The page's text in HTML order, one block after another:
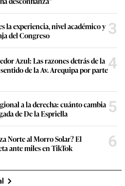
la experiencia, nivel académico y
del Congreso
3
Azul: Las razones detrás de la
de la Av. Arequipa por parte4
a la derecha: cuánto cambia
de De la Espriella
5
Norte al Morro Solar? El
ante miles en TikTok
6